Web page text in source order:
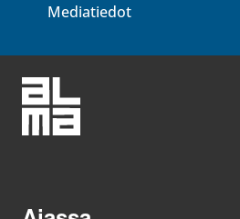
Mediatiedot